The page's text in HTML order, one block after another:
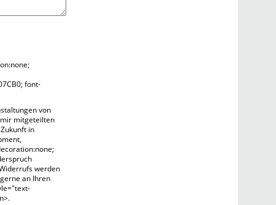
font-
von
mitgeteilten
in
werden
an Ihren